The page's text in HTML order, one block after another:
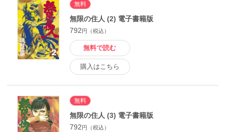
無料
無限の住人 (2) 電子書籍版
792 円（税込）
無料で読む
購入はこちら
無料
無限の住人 (3) 電子書籍版
792 円（税込）